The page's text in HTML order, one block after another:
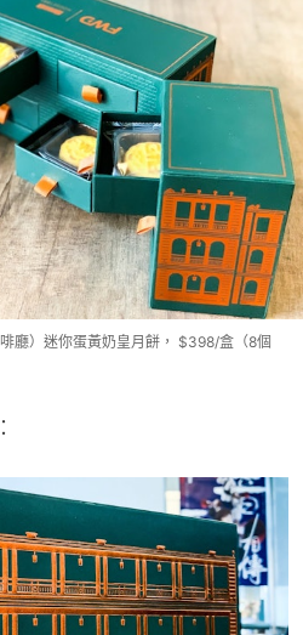
廳）迷你蛋黃奶皇月餅， $398/盒（8個